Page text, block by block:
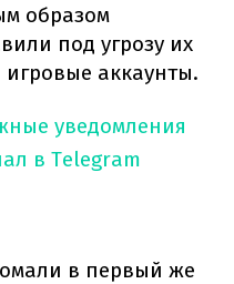
образом
под угрозу их
аккаунты.
уведомления
в Telegram
в первый же